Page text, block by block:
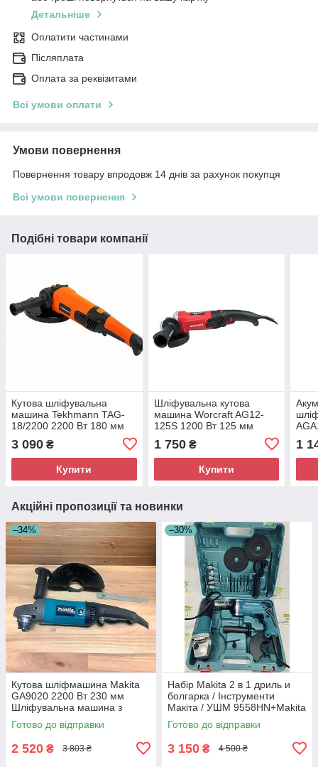
Детальніше
Оплатити частинами
Післяплата
Оплата за реквізитами
Всі умови оплати
Умови повернення
Повернення товару впродовж 14 днів за рахунок покупця
Всі умови повернення
Подібні товари компанії
Кутова шліфувальна
машина Tekhmann TAG-
18/2200 2200 Вт 180 мм
3 090 ₴
Купити
Шліфувальна кутова
машина Worcraft AG12-
125S 1200 Вт 125 мм
Потужна кутова болгарка
1 750₴
Купити
1
Акційні пропозиції та новинки
–34%
Кутова шліфмашина Makita
GA9020 2200 Вт 230 мм
Шліфувальна машина з
плавним пуском
Готово до відправки
2 520 ₴ 3 803 ₴
–30%
Набір Makita 2 в 1 дриль и
болгарка / Інструменти
Макіта / УШМ 9558HN+Makita
HP 1630
Готово до відправки
3 150 ₴ 4 500 ₴